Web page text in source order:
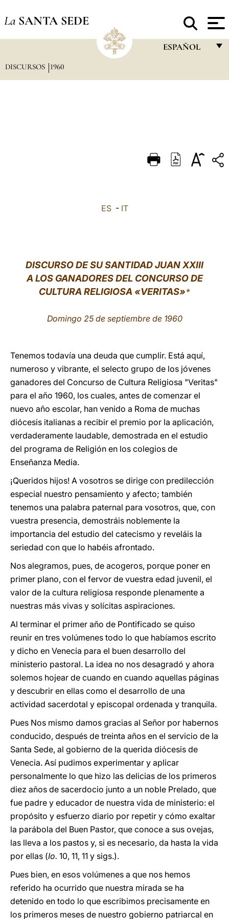
La SANTA SEDE
ESPAÑOL
DEUTSCH
DISCURSOS 1960
ES- IT
DISCURSO DE SU SANTIDAD JUAN XXIII
A LOS GANADORES DEL CONCURSO DE
CULTURA RELIGIOSA «VERITAS»*
Domingo 25 de septiembre de 1960
Tenemos todavía una deuda que cumplir. Está aquí,
numeroso y vibrante, el selecto grupo de los jóvenes
ganadores del Concurso de Cultura Religiosa "Veritas"
para el año 1960, los cuales, antes de comenzar el
nuevo año escolar, han venido a Roma de muchas
diócesis italianas a recibir el premio por la aplicación,
verdaderamente laudable, demostrada en el estudio
del programa de Religión en los colegios de
Enseñanza Media.
¡Queridos hijos! A vosotros se dirige con predilección
especial nuestro pensamiento y afecto; también
tenemos una palabra paternal para vosotros, que, con
vuestra presencia, demostráis noblemente la
importancia del estudio del catecismo y reveláis la
seriedad con que lo habéis afrontado.
Nos alegramos, pues, de acogeros, porque poner en
primer plano, con el fervor de vuestra edad juvenil, el
valor de la cultura religiosa responde plenamente a
nuestras más vivas y solícitas aspiraciones.
Al terminar el primer año de Pontificado se quiso
reunir en tres volúmenes todo lo que habíamos escrito
y dicho en Venecia para el buen desarrollo del
ministerio pastoral. La idea no nos desagradó y ahora
solemos hojear de cuando en cuando aquellas páginas
y descubrir en ellas como el desarrollo de una
actividad sacerdotal y episcopal ordenada y tranquila.
Pues Nos mismo damos gracias al Señor por habernos
conducido, después de treinta años en el servicio de la
Santa Sede, al gobierno de la querida diócesis de
Venecia. Así pudimos experimentar y aplicar
personalmente lo que hizo las delicias de los primeros
diez años de sacerdocio junto a un noble Prelado, que
fue padre y educador de nuestra vida de ministerio: el
propósito y esfuerzo diario por repetir y cómo exaltar
la parábola del Buen Pastor, que conoce a sus ovejas,
las lleva a los pastos y, si es necesario, da hasta la vida
por ellas (Io. 10, 11, 11 y sigs.).
Pues bien, en esos volúmenes a que nos hemos
referido ha ocurrido que nuestra mirada se ha
detenido en todo lo que escribimos precisamente en
los primeros meses de nuestro gobierno patriarcal en